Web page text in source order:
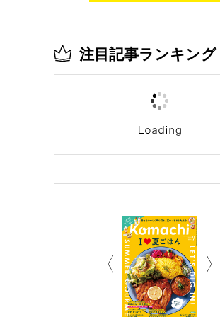
注目記事ランキング